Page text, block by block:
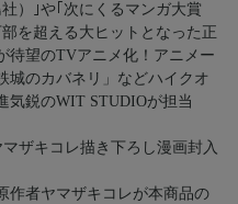
）｣や｢次にくるマンガ大賞
を超える大ヒットとなった正
待望のTVアニメ化！アニメー
城のカバネリ」などハイクオ
気鋭のWIT STUDIOが担当
ザキコレ描き下ろし漫画封入
作者ヤマザキコレが本商品の